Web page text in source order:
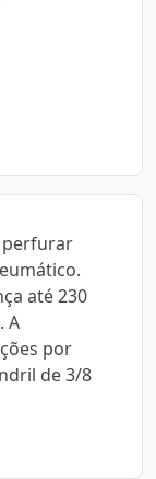
perfurar
até 230
A
por
de 3/8